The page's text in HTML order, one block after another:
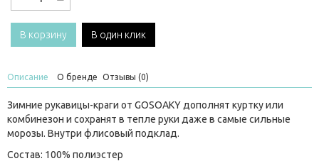
В корзину В один клик
Описание О бренде Отзывы (0)
Зимние рукавицы-краги от GOSOAKY дополнят куртку или
комбинезон и сохранят в тепле руки даже в самые сильные
морозы. Внутри флисовый подклад.
Состав: 100% полиэстер